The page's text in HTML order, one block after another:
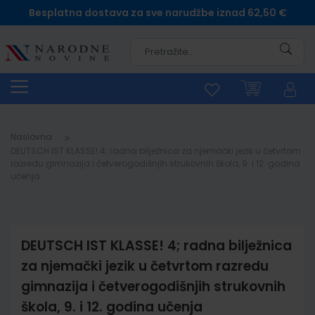
Besplatna dostava za sve narudžbe iznad 62,50 €
Naslovna
DEUTSCH IST KLASSE! 4; radna bilježnica
za njemački jezik u četvrtom razredu
gimnazija i četverogodišnjih strukovnih
škola, 9. i 12. godina učenja